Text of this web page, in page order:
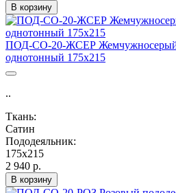
В корзину
ПОД-СО-20-ЖСЕР Жемчужносерый
однотонный 175х215
..
Ткань:
Сатин
Пододеяльник:
175х215
2 940 р.
В корзину